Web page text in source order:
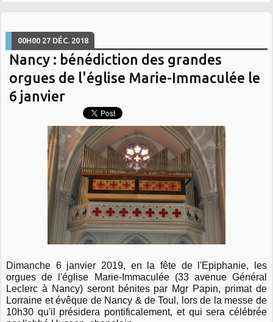
00H00 27 DÉC. 2018
Nancy : bénédiction des grandes
orgues de l'église Marie-Immaculée le
6 janvier
Dimanche 6 janvier 2019, en la fête de l'Epiphanie, les
orgues de l'église Marie-Immaculée (33 avenue Général
Leclerc à Nancy) seront bénites par Mgr Papin, primat de
Lorraine et évêque de Nancy & de Toul, lors de la messe de
10h30 qu'il présidera pontificalement, et qui sera célébrée